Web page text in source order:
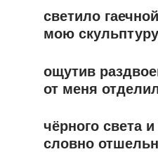
светило
мою
ощутив
от меня
чёрного света
словно